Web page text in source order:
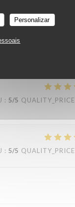
Personalizar
: 5/5 QUALITY_PRICE
: 5/5 QUALITY_PRICE